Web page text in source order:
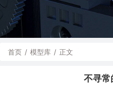
首页 / 模型库 / 正文
不寻